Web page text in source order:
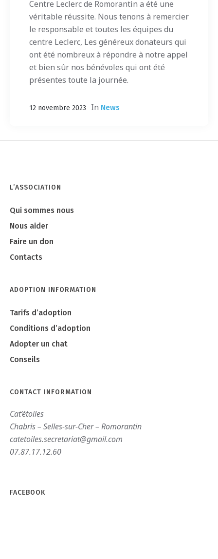
Centre Leclerc de Romorantin a été une
véritable réussite. Nous tenons à remercier
le responsable et toutes les équipes du
centre Leclerc, Les généreux donateurs qui
ont été nombreux à répondre à notre appel
et bien sûr nos bénévoles qui ont été
présentes toute la journée.
12 novembre 2023 In News
L’ASSOCIATION
Qui sommes nous
Nous aider
Faire un don
Contacts
ADOPTION INFORMATION
Tarifs d’adoption
Conditions d’adoption
Adopter un chat
Conseils
CONTACT INFORMATION
Cat’étoiles
Chabris – Selles-sur-Cher – Romorantin
catetoiles.secretariat@gmail.com
07.87.17.12.60
FACEBOOK